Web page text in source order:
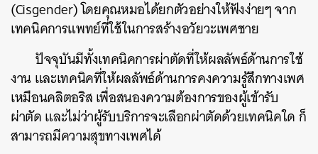
(Cisgender) โดยคุณหมอได้ยกตัวอย่างให้ฟังง่ายๆ จาก
เทคนิคการแพทย์ที่ใช้ในการสร้างอวัยวะเพศชาย
ปัจจุบันมีทั้งเทคนิคการผ่าตัดที่ให้ผลลัพธ์ด้านการใช้
งาน และเทคนิคที่ให้ผลลัพธ์ด้านการคงความรู้สึกทางเพศ
เหมือนคลิตอริส เพื่อสนองความต้องการของผู้เข้ารับ
ผ่าตัด และไม่ว่าผู้รับบริการจะเลือกผ่าตัดด้วยเทคนิคใด ก็
สามารถมีความสุขทางเพศได้